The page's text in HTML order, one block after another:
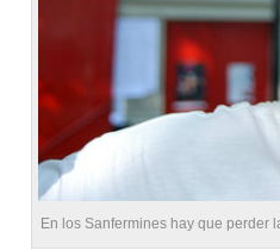
En los Sanfermines hay que perder